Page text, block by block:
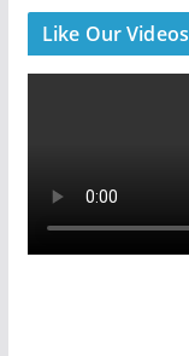
Like Our Videos